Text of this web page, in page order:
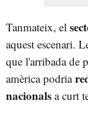
Tanmateix, el
aquest escenari.
que l'arribada de
amèrica podria
nacionals a curt